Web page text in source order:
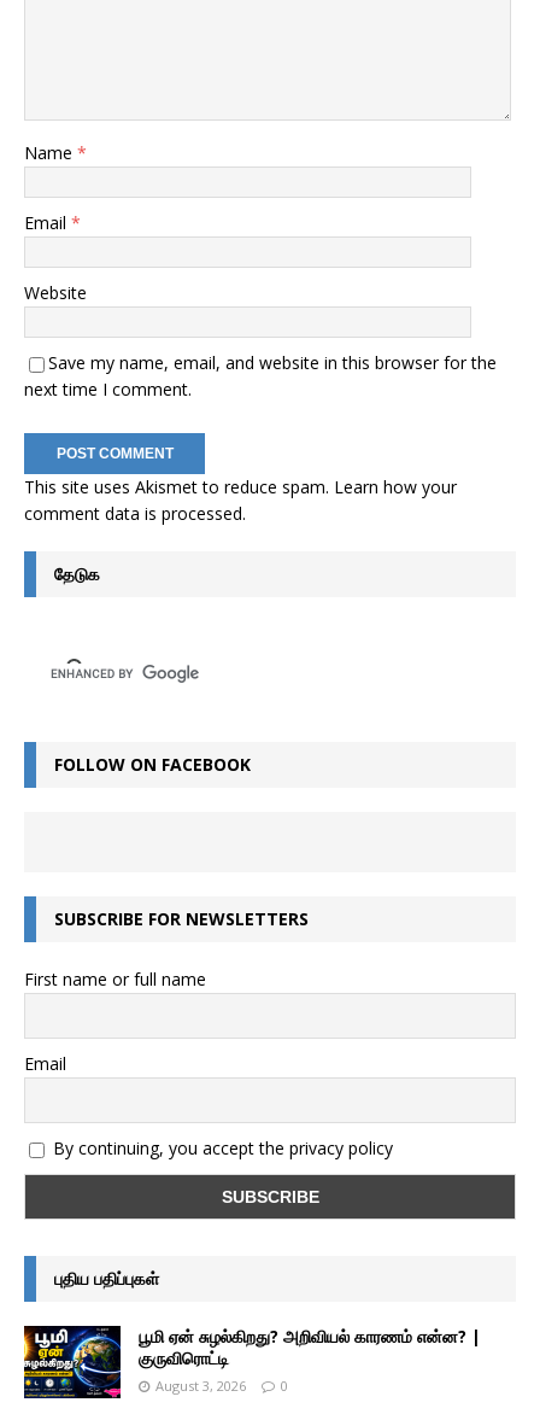
Name *
Email *
Website
Save my name, email, and website in this browser for the
next time I comment.
This site uses Akismet to reduce spam. Learn how your
comment data is processed.
தேடுக
FOLLOW ON FACEBOOK
SUBSCRIBE FOR NEWSLETTERS
First name or full name
Email
By continuing, you accept the privacy policy
புதிய பதிப்புகள்
பூமி ஏன் சுழல்கிறது? அறிவியல் காரணம் என்ன? |
குருவிரொட்டி
August 3, 2026 0